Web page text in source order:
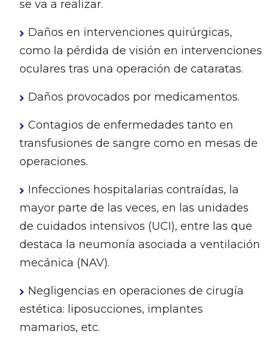
se va a realizar.
Daños en intervenciones quirúrgicas,
como la pérdida de visión en intervenciones
oculares tras una operación de cataratas.
Daños provocados por medicamentos.
Contagios de enfermedades tanto en
transfusiones de sangre como en mesas de
operaciones.
Infecciones hospitalarias contraídas, la
mayor parte de las veces, en las unidades
de cuidados intensivos (UCI), entre las que
destaca la neumonía asociada a ventilación
mecánica (NAV).
Negligencias en operaciones de cirugía
estética: liposucciones, implantes
mamarios, etc.